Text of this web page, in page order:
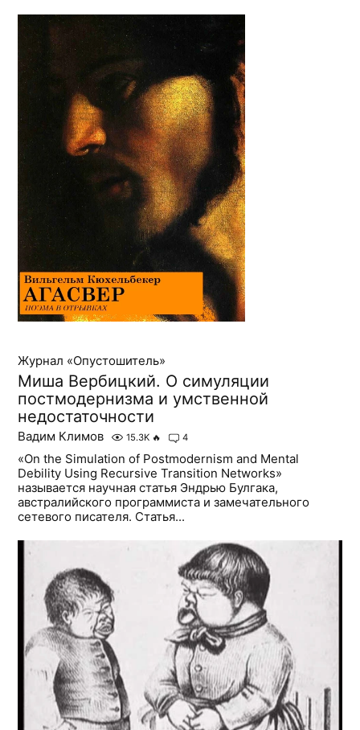
Журнал «Опустошитель»
Миша Вербицкий. О симуляции
постмодернизма и умственной
недостаточности
Вадим Климов 15.3K 🔥 4
«On the Simulation of Postmodernism and Mental
Debility Using Recursive Transition Networks»
называется научная статья Эндрью Булгака,
австралийского программиста и замечательного
сетевого писателя. Статья...